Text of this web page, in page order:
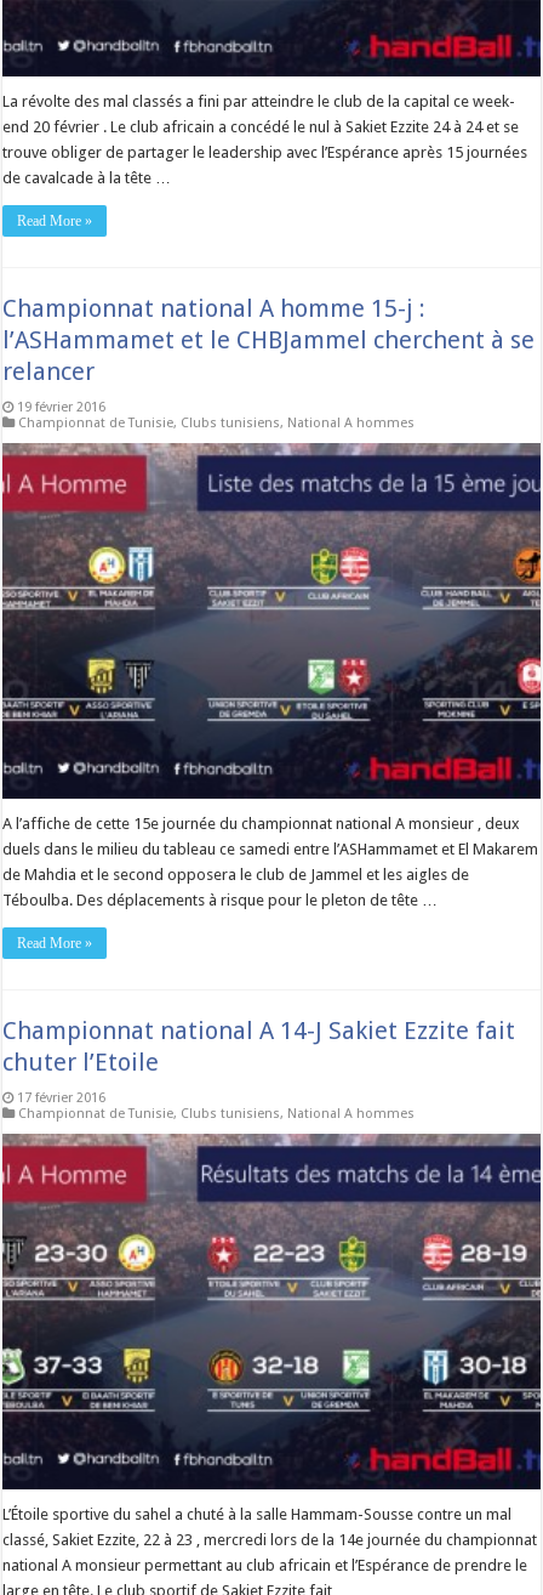
La révolte des mal classés a fini par atteindre le club de la capital ce week-
end 20 février . Le club africain a concédé le nul à Sakiet Ezzite 24 à 24 et se
trouve obliger de partager le leadership avec l’Espérance après 15 journées
de cavalcade à la tête …
Read More »
Championnat national A homme 15-j :
l’ASHammamet et le CHBJammel cherchent à se
relancer
19 février 2016
Championnat de Tunisie, Clubs tunisiens, National A hommes
A l’affiche de cette 15e journée du championnat national A monsieur , deux
duels dans le milieu du tableau ce samedi entre l’ASHammamet et El Makarem
de Mahdia et le second opposera le club de Jammel et les aigles de
Téboulba. Des déplacements à risque pour le pleton de tête …
Read More »
Championnat national A 14-J Sakiet Ezzite fait
chuter l’Etoile
17 février 2016
Championnat de Tunisie, Clubs tunisiens, National A hommes
L’Étoile sportive du sahel a chuté à la salle Hammam-Sousse contre un mal
classé, Sakiet Ezzite, 22 à 23 , mercredi lors de la 14e journée du championnat
national A monsieur permettant au club africain et l’Espérance de prendre le
large en tête. Le club sportif de Sakiet Ezzite fait …